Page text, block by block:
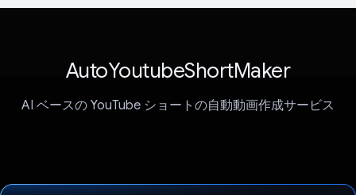
AutoYoutubeShortMaker
AI ベースの YouTube ショートの自動動画作成サービス